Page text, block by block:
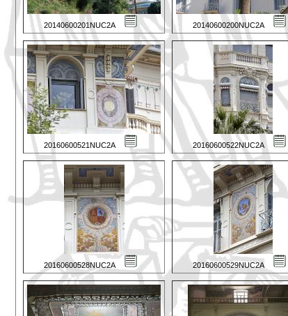
20140600201NUC2A 20140600200NUC2A
20160600521NUC2A 20160600522NUC2A
20160600528NUC2A 20160600529NUC2A